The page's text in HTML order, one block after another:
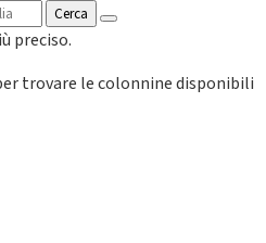
Cerca
preciso.
trovare le colonnine disponibili